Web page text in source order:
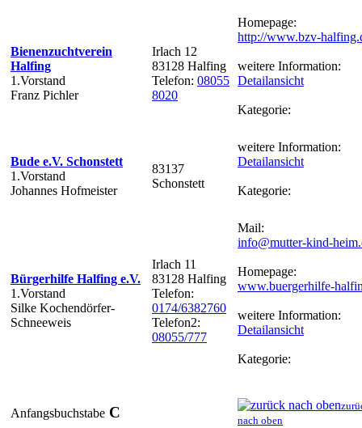
Bienenzuchtverein
Halfing
1.Vorstand
Franz Pichler
Irlach 12
83128 Halfing
Telefon: 08055
8020
Homepage:
http://www.bzv-
weitere Information:
Detailansicht
Kategorie:
Bude e.V. Schonstett
1.Vorstand
Johannes Hofmeister
83137
Schonstett
weitere Information:
Detailansicht
Kategorie:
Bürgerhilfe Halfing e.V.
1.Vorstand
Silke Kochendörfer-
Schneeweis
Irlach 11
83128 Halfing
Telefon:
0174/6382760
Telefon2:
08055/777
Mail:
info@mutter-kind-
Homepage:
www.buergerhilfe-
weitere Information:
Detailansicht
Kategorie:
Anfangsbuchstabe C
nach oben